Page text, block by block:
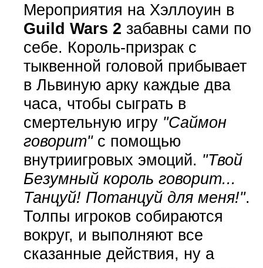
Мероприятия на Хэллоуин в
Guild Wars 2 забавны сами по
себе. Король-призрак с
тыквенной головой прибывает
в Львиную арку каждые два
часа, чтобы сыграть в
смертельную игру "Саймон
говорит"с помощью
внутриигровых эмоций. "Твой
Безумный король говорит...
Танцуй! Потанцуй для меня!".
Толпы игроков собираются
вокруг, и выполняют все
сказанные действия, ну а